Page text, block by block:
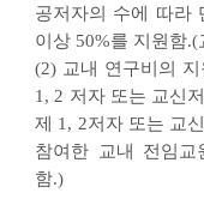
공저자의 수에 따라
이상 50%를 지원함
(2) 교내 연구비의
1, 2 저자 또는 교신
제 1, 2저자 또는 교
참여한 교내 전임
함.)